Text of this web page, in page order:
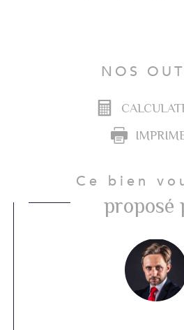
NOS
Ce bien
proposé